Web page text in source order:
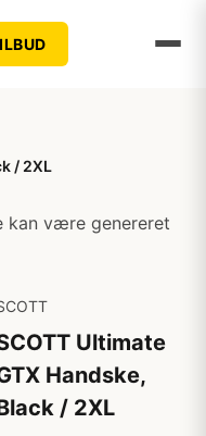
/ 2XL
kan være genereret
Ultimate
Handske,
/ 2XL